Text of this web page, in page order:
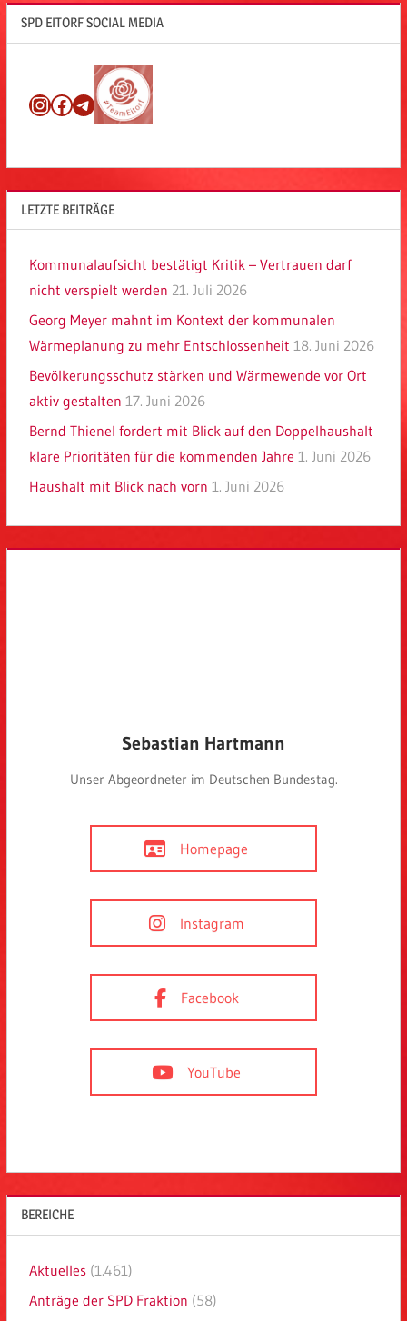
SPD EITORF SOCIAL MEDIA
Instagram
Facebook
Telegram
LETZTE BEITRÄGE
Kommunalaufsicht bestätigt Kritik – Vertrauen darf
nicht verspielt werden 21. Juli 2026
Georg Meyer mahnt im Kontext der kommunalen
Wärmeplanung zu mehr Entschlossenheit 18. Juni 2026
Bevölkerungsschutz stärken und Wärmewende vor Ort
aktiv gestalten 17. Juni 2026
Bernd Thienel fordert mit Blick auf den Doppelhaushalt
klare Prioritäten für die kommenden Jahre 1. Juni 2026
Haushalt mit Blick nach vorn 1. Juni 2026
Sebastian Hartmann
Unser Abgeordneter im Deutschen Bundestag.
Homepage
Instagram
Facebook
YouTube
BEREICHE
Aktuelles(1.461)
Anträge der SPD Fraktion (58)